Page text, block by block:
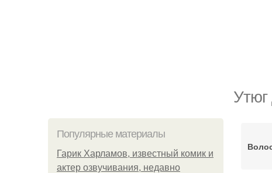
Утюг
Популярные материалы
Гарик Харламов, известный комик и
актер озвучивания, недавно